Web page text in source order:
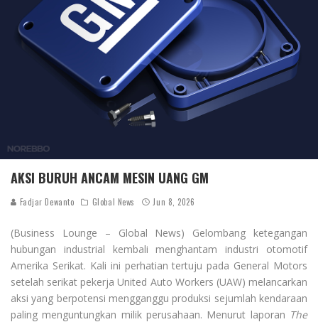
AKSI BURUH ANCAM MESIN UANG GM
Fadjar Dewanto Global News Jun 8, 2026
(Business Lounge – Global News) Gelombang ketegangan
hubungan industrial kembali menghantam industri otomotif
Amerika Serikat. Kali ini perhatian tertuju pada General Motors
setelah serikat pekerja United Auto Workers (UAW) melancarkan
aksi yang berpotensi mengganggu produksi sejumlah kendaraan
paling menguntungkan milik perusahaan. Menurut laporan The